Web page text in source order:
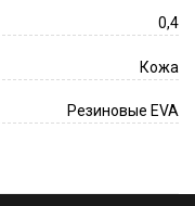
0,4
Кожа
Резиновые EVA